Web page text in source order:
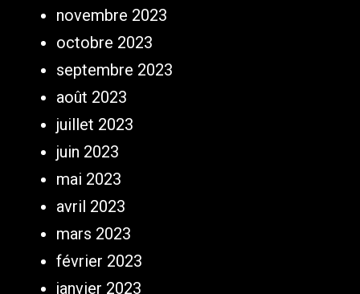
novembre 2023
octobre 2023
septembre 2023
août 2023
juillet 2023
juin 2023
mai 2023
avril 2023
mars 2023
février 2023
janvier 2023